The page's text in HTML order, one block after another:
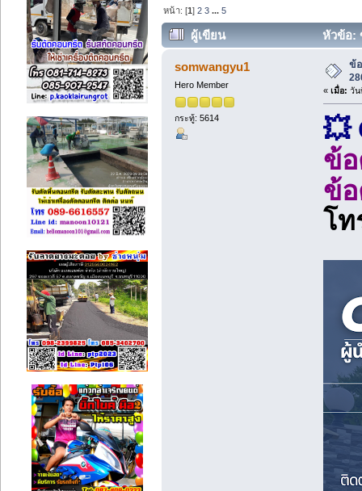
หน้า: [1]2 3 ...5
ผู้เขียน หัวข้อ:
somwangyu1
Hero Member
กระทู้: 5614
ข้
« เมื่อ: วัน
💥
ข้อ
ข้
โ